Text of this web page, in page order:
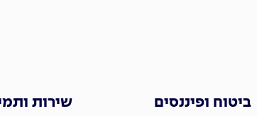
ביטוח ופיננסים שירות